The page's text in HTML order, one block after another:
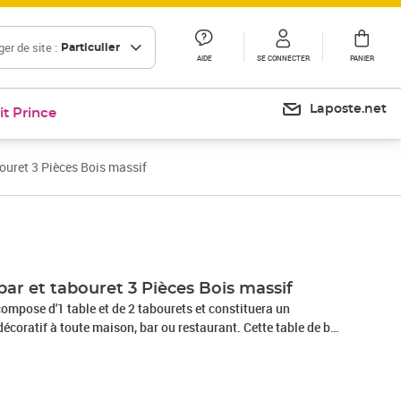
de site : Particulier
AIDE SE CONNECTER PANIER
Prince Laposte.net
3 Pièces Bois massif
et tabouret 3 Pièces Bois massif
d'1 table et de 2 tabourets et constituera un
à toute maison, bar ou restaurant. Cette table de bar
en MDF et de pieds en bois massif. Les tabourets sont
ponçage, peinture et laquage pour lui donner un aspect